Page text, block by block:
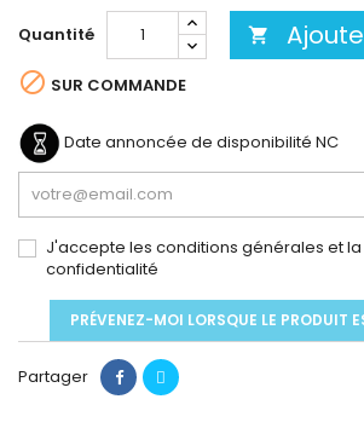
Quantité 
 SUR COMMANDE
Date annoncée de disponibilité NC
J'accepte les conditions générales et
confidentialité
PRÉVENEZ-MOI LORSQUE LE PRODUIT
Partager